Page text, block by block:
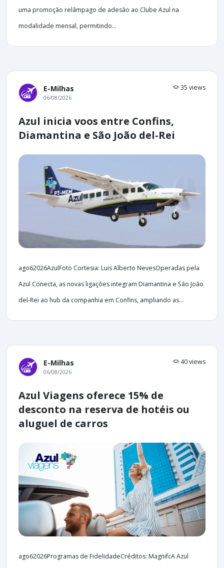
uma promoção relâmpago de adesão ao Clube Azul na
modalidade mensal, permitindo...
E-Milhas 35 views
06/08/2026
Azul inicia voos entre Confins,
Diamantina e São João del-Rei
ago62026AzulFoto Cortesia: Luis Alberto NevesOperadas pela
Azul Conecta, as novas ligações integram Diamantina e São João
del-Rei ao hub da companhia em Confins, ampliando as...
E-Milhas 40 views
06/08/2026
Azul Viagens oferece 15% de
desconto na reserva de hotéis ou
aluguel de carros
ago62026Programas de FidelidadeCréditos: MagnifcA Azul